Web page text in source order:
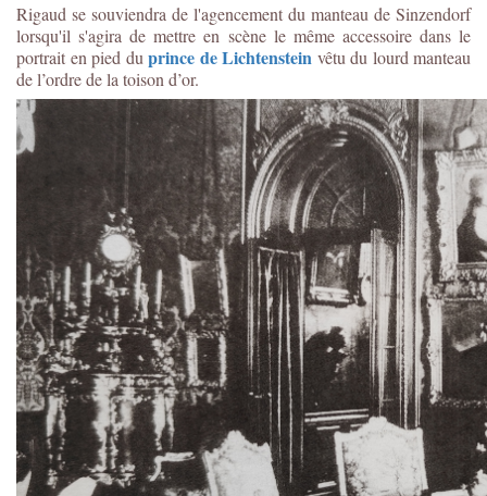
Rigaud se souviendra de l'agencement du manteau de Sinzendorf
lorsqu'il s'agira de mettre en scène le même accessoire dans le
portrait en pied du prince de Lichtenstein vêtu du lourd manteau
de l’ordre de la toison d’or.